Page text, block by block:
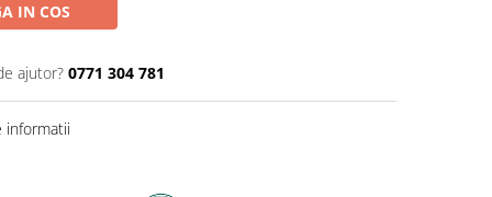
IN COS
ajutor? 0771 304 781
informatii